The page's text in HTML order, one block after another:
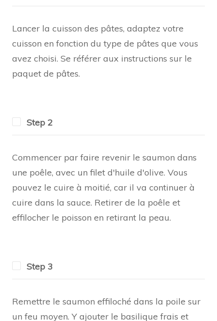
Lancer la cuisson des pâtes, adaptez votre
cuisson en fonction du type de pâtes que vous
avez choisi. Se référer aux instructions sur le
paquet de pâtes.
Step 2
Commencer par faire revenir le saumon dans
une poêle, avec un filet d'huile d'olive. Vous
pouvez le cuire à moitié, car il va continuer à
cuire dans la sauce. Retirer de la poêle et
effilocher le poisson en retirant la peau.
Step 3
Remettre le saumon effiloché dans la poile sur
un feu moyen. Y ajouter le basilique frais et